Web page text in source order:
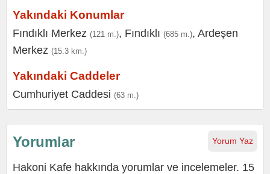
Yakındaki Konumlar
Fındıklı Merkez (121 m.), Fındıklı (685 m.), Ardeşen
Merkez (15.3 km.)
Yakındaki Caddeler
Cumhuriyet Caddesi (63 m.)
Yorum Yaz
Yorumlar
Hakoni Kafe hakkında yorumlar ve incelemeler. 15